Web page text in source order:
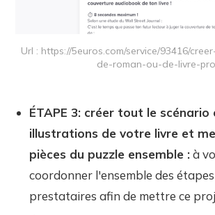
Url : https://5euros.com/service/93416/
de-roman-ou-de-livre-pro
ÉTAPE 3: créer tout le scénario
illustrations de votre livre et
pièces du puzzle ensemble :à
coordonner l'ensemble des
prestataires afin de mettre ce